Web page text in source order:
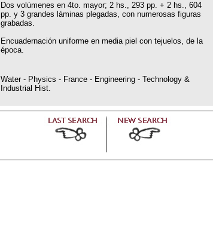
Dos volúmenes en 4to. mayor; 2 hs., 293 pp. + 2 hs., 604
pp. y 3 grandes láminas plegadas, con numerosas figuras
grabadas.
Encuadernación uniforme en media piel con tejuelos, de la
época.
Water - Physics - France - Engineering - Technology &
Industrial Hist.